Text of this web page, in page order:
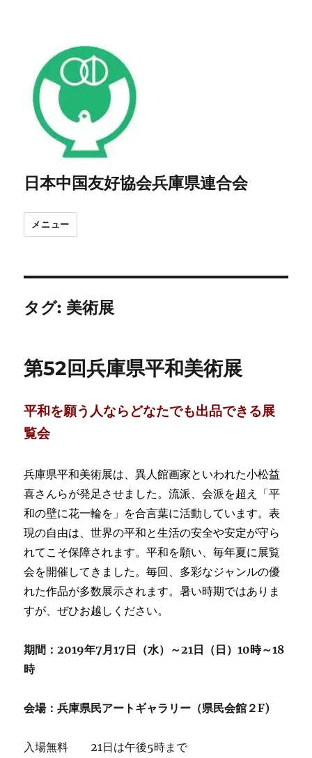
日本中国友好協会兵庫県連合会
メニュー
タグ: 美術展
第52回兵庫県平和美術展
平和を願う人ならどなたでも出品できる展
覧会
兵庫県平和美術展は、異人館画家といわれた小松益
喜さんらが発足させました。流派、会派を超え「平
和の壁に花一輪を」を合言葉に活動しています。表
現の自由は、世界の平和と生活の安全や安定が守ら
れてこそ保障されます。平和を願い、毎年夏に展覧
会を開催してきました。毎回、多彩なジャンルの優
れた作品が多数展示されます。暑い時期ではありま
すが、ぜひお越しください。
期間：2019年7月17日（水）～21日（日）10時～18
時
会場：兵庫県民アートギャラリー（県民会館２F)
入場無料 21日は午後5時まで